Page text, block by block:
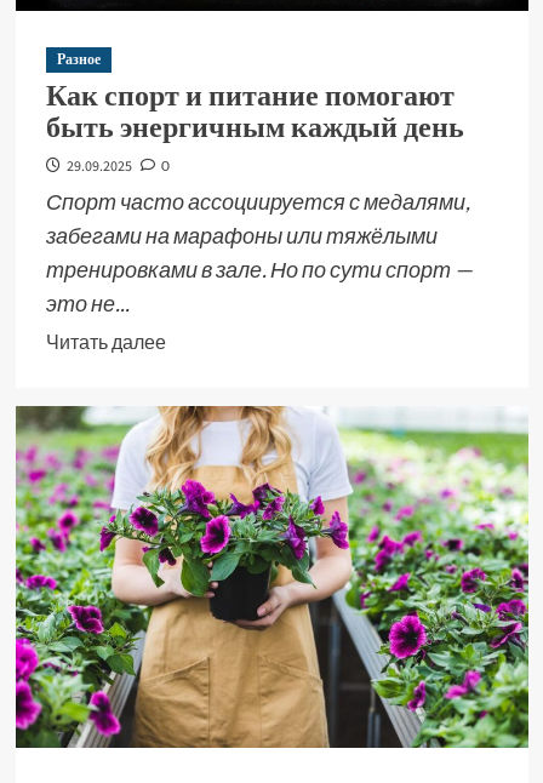
Разное
Как спорт и питание помогают
быть энергичным каждый день
29.09.2025 0
Спорт часто ассоциируется с медалями,
забегами на марафоны или тяжёлыми
тренировками в зале. Но по сути спорт —
это не...
Читать далее